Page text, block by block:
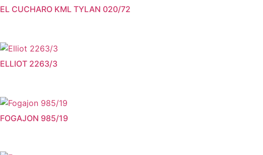
EL CUCHARO KML TYLAN 020/72
ELLIOT 2263/3
FOGAJON 985/19